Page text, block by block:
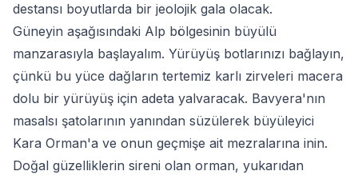
destansı boyutlarda bir jeolojik gala olacak.
Güneyin aşağısındaki Alp bölgesinin büyülü
manzarasıyla başlayalım. Yürüyüş botlarınızı bağlayın,
çünkü bu yüce dağların tertemiz karlı zirveleri macera
dolu bir yürüyüş için adeta yalvaracak. Bavyera'nın
masalsı şatolarının yanından süzülerek büyüleyici
Kara Orman'a ve onun geçmişe ait mezralarına inin.
Doğal güzelliklerin sireni olan orman, yukarıdan